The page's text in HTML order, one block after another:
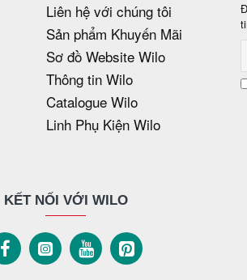
Liên hệ với chúng tôi
Sản phẩm Khuyến Mãi
Sơ đồ Website Wilo
Thông tin Wilo
Catalogue Wilo
Linh Phụ Kiện Wilo
KẾT NỐI VỚI WILO